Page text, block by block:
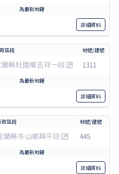
詳細資料
蘭縣壯圍鄉吉祥一段 1311
詳細資料
蘭縣冬山鄉興平段 445
詳細資料